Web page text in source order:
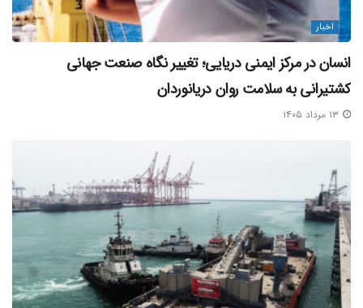
اخبار
انسان در مرکز ایمنی دریایی؛ تغییر نگاه صنعت جهانی
کشتیرانی به سلامت روان دریانوردان